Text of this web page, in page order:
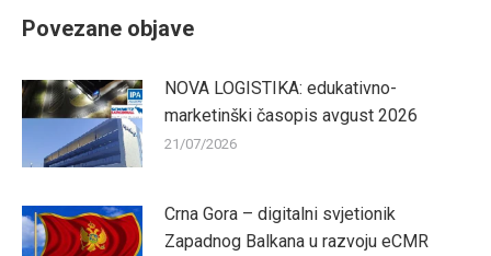
Povezane objave
NOVA LOGISTIKA: edukativno-
marketinški časopis avgust 2026
21/07/2026
Crna Gora – digitalni svjetionik
Zapadnog Balkana u razvoju eCMR